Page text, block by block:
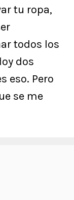
tu ropa,
todos los
dos
eso. Pero
se me